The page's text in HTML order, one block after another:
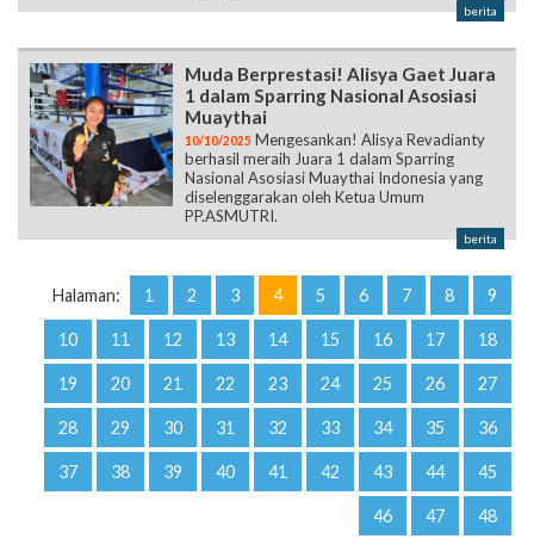
berita
Muda Berprestasi! Alisya Gaet Juara
1 dalam Sparring Nasional Asosiasi
Muaythai
10/10/2025 Mengesankan! Alisya Revadianty
berhasil meraih Juara 1 dalam Sparring
Nasional Asosiasi Muaythai Indonesia yang
diselenggarakan oleh Ketua Umum
PP.ASMUTRI.
berita
Halaman: 1 2 3 4 5 6 7 8 9
10 11 12 13 14 15 16 17 18
19 20 21 22 23 24 25 26 27
28 29 30 31 32 33 34 35 36
37 38 39 40 41 42 43 44 45
46 47 48